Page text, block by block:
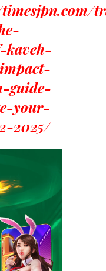
kaveh-
guide-
your-
2025/